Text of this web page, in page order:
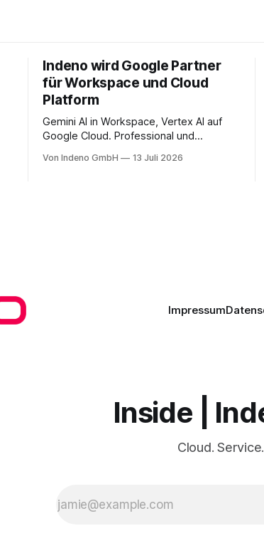
Indeno wird Google Partner
für Workspace und Cloud
Platform
Gemini AI in Workspace, Vertex AI auf
Google Cloud. Professional und
Backup und Migration-as-a-Service für
Von Indeno GmbH 13 Juli 2026
Impressum
Inside |
Cloud.